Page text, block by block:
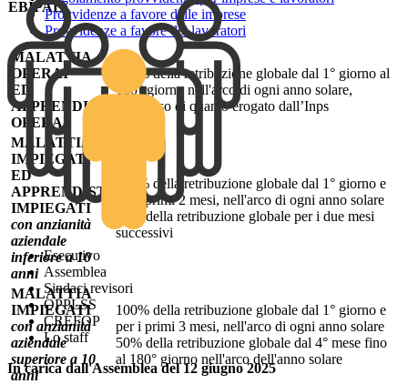
EBIPAL).
MALATTIA
OPERAI
ED
APPRENDISTI
OPERAI
100% della retribuzione globale dal 1° giorno al
180° giorno nell'arco di ogni anno solare,
compreso di quanto erogato dall’Inps
MALATTIA
IMPIEGATI
ED
APPRENDISTI
IMPIEGATI
con anzianità
aziendale
inferiore a 10
anni
100% della retribuzione globale dal 1° giorno e
per i primi 2 mesi, nell'arco di ogni anno solare
50% della retribuzione globale per i due mesi
successivi
MALATTIA
IMPIEGATI
con anzianità
aziendale
superiore a 10
anni
100% della retribuzione globale dal 1° giorno e
per i primi 3 mesi, nell'arco di ogni anno solare
50% della retribuzione globale dal 4° mese fino
al 180° giorno nell'arco dell'anno solare
Provvidenze a favore delle imprese
Provvidenze a favore dei lavoratori
Esecutivo
Assemblea
Sindaci revisori
OPPLSS
CREFOP
Lo staff
In carica dall'Assemblea del 12 giugno 2025